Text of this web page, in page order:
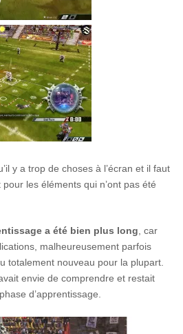
y a trop de choses à l’écran et il faut
les éléments qui n’ont pas été
a été bien plus long , car
malheureusement parfois
totalement nouveau pour la plupart.
envie de comprendre et restait
d’apprentissage.